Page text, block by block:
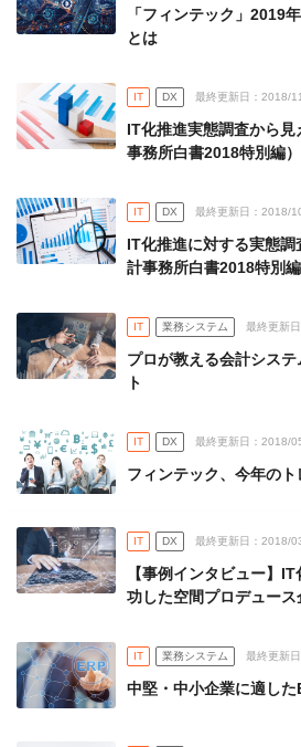
「フィンテック」2019
とは
IT DX 最終更新日：2018/
IT化推進実態調査から
事務所白書2018特別編）
IT DX 最終更新日：2018/
IT化推進に対する実態
計事務所白書2018特別編
IT 業務システム 最終更新
プロが教える会計シス
ト
IT DX 最終更新日：2018/
フィンテック、今年の
IT DX 最終更新日：2018/
【事例インタビュー】
功した空間プロデュース
IT 業務システム 最終更新
中堅・中小企業に適した